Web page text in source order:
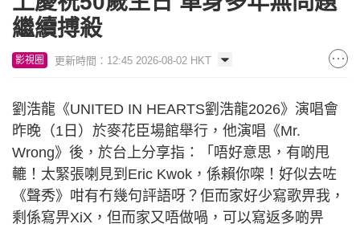
繼續搏殺
影視圈 更新時間：12:45 2026-08-02 HKT
劉浩龍《UNITED IN HEARTS劉浩龍2026》演唱會
昨晚（1日）於麥花臣場館舉行，他演唱《Mr.
Wrong》後，於台上分享指：「唔好意思，有啲甩
轆！太緊張喇見到Eric Kwok，係賴你㗎！好似去咗
《聲秀》咁有冇幾句評語呀？佢而家好少寫歌畀我，
剩係寫畀XiX，但而家又唔做喎，可以寫返多啲畀